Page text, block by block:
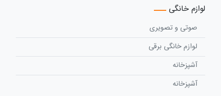
لوازم خانگی
صوتی و تصویری
لوازم خانگی برقی
آشپزخانه
آشپزخانه